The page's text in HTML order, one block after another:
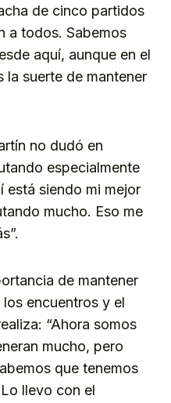
de cinco partidos
a todos. Sabemos
aquí, aunque en el
suerte de mantener
no dudó en
especialmente
está siendo mi mejor
mucho. Eso me
de mantener
encuentros y el
“Ahora somos
mucho, pero
que tenemos
llevo con el